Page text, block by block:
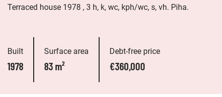
Terraced house 1978 , 3 h, k, wc, kph/wc, s, vh. Piha.
Built
1978
Surface area
83 m²
Debt-free price
€360,000